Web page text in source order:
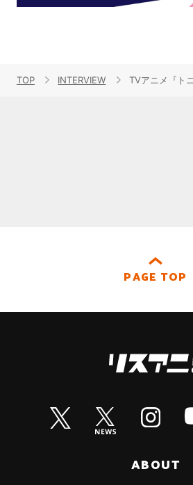
TOP INTERVIEW
PAGE TOP
ABOUT